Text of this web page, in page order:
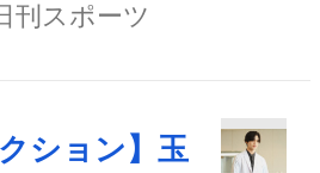
刊スポーツ
ション】玉